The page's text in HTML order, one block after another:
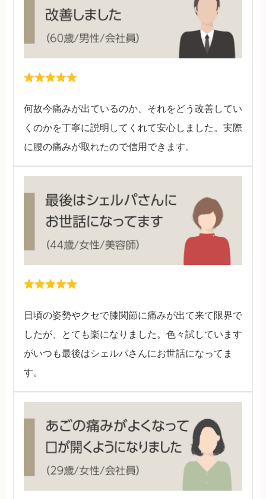
何故今痛みが出ているのか、それをどう改善してい
くのかを丁寧に説明してくれて安心しました。実際
に腰の痛みが取れたので信用できます。
日頃の姿勢やクセで膝関節に痛みが出て来て限界で
したが、とても楽になりました。色々試しています
がいつも最後はシェルパさんにお世話になってま
す。